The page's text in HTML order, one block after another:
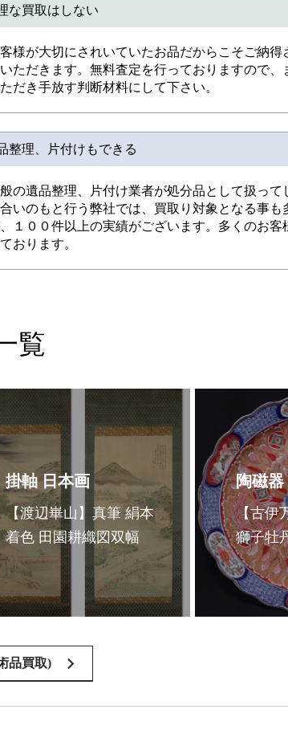
な買取はしない
様が大切にされいていたお品だからこそご納得
ただきます。無料査定を行っておりますので、
だき手放す判断材料にして下さい。
整理、片付けもできる
の遺品整理、片付け業者が処分品として扱って
いのもと行う弊社では、買取り対象となる事も
１００件以上の実績がございます。多くのお客
おります。
覧
掛軸 日本画
【渡辺崋山】真筆 絹本
着色 田園耕織図双幅
陶磁器
【古伊
獅子牡
品買取)